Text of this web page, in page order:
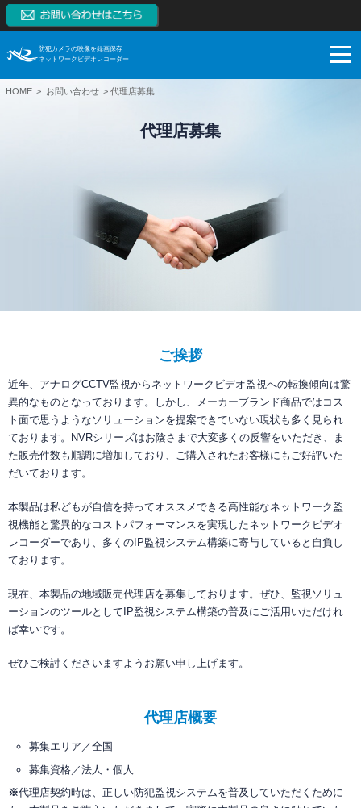
防犯カメラの映像を録画保存
ネットワークビデオレコーダー
NVRとは
ネットワークカメラとは
NVRとDVRの違い
NVR市場拡大の理由
スマートフォンモニタリング
対応カメラ一覧
NVR本体無料保証
1~128CH（RAID対応、大容量対応、高機能）
【販売終了】4CH（小型）
NVR過去製品一覧
ラインナップ一覧
定期配信メールのご登録
導入までの流れ
対応カメラ一覧
ネットワークカメラサイトへ
システム・ケイサイトへ
HOME お問い合わせ 代理店募集
代理店募集
ご挨拶
近年、アナログCCTV監視からネットワークビデオ監視への転換傾向は驚
異的なものとなっております。しかし、メーカーブランド商品ではコス
ト面で思うようなソリューションを提案できていない現状も多く見られ
ております。NVRシリーズはお陰さまで大変多くの反響をいただき、ま
た販売件数も順調に増加しており、ご購入されたお客様にもご好評いた
だいております。
本製品は私どもが自信を持ってオススメできる高性能なネットワーク監
視機能と驚異的なコストパフォーマンスを実現したネットワークビデオ
レコーダーであり、多くのIP監視システム構築に寄与していると自負し
ております。
現在、本製品の地域販売代理店を募集しております。ぜひ、監視ソリュ
ーションのツールとしてIP監視システム構築の普及にご活用いただけれ
ば幸いです。
ぜひご検討くださいますようお願い申し上げます。
代理店概要
募集エリア／全国
募集資格／法人・個人
※代理店契約時は、正しい防犯監視システムを普及していただくために